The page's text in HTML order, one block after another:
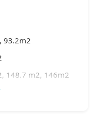
93.2m2
148.7 m2, 146m2